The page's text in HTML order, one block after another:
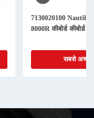
7130020100
8000R कीबोर्ड कीबोर्ड
सबसे अच्छी